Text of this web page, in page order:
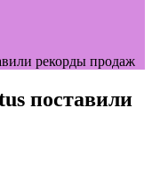
рекорды продаж
поставили